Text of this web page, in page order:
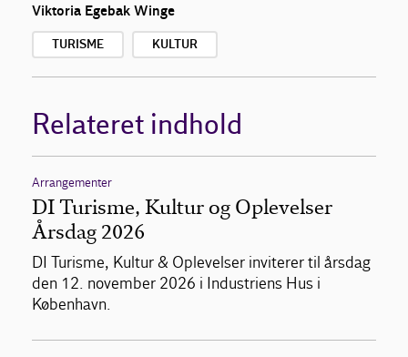
Viktoria Egebak Winge
TURISME KULTUR
Relateret indhold
Arrangementer
DI Turisme, Kultur og Oplevelser
Årsdag 2026
DI Turisme, Kultur & Oplevelser inviterer til årsdag
den 12. november 2026 i Industriens Hus i
København.